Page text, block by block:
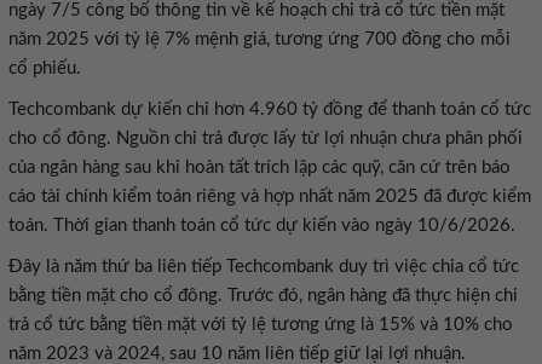
ngày 7/5 công bố thông tin về kế hoạch chi trả cổ tức tiền mặt
năm 2025 với tỷ lệ 7% mệnh giá, tương ứng 700 đồng cho mỗi
cổ phiếu.
Techcombank dự kiến chi hơn 4.960 tỷ đồng để thanh toán cổ tức
cho cổ đông. Nguồn chi trả được lấy từ lợi nhuận chưa phân phối
của ngân hàng sau khi hoàn tất trích lập các quỹ, căn cứ trên báo
cáo tài chính kiểm toán riêng và hợp nhất năm 2025 đã được kiểm
toán. Thời gian thanh toán cổ tức dự kiến vào ngày 10/6/2026.
Đây là năm thứ ba liên tiếp Techcombank duy trì việc chia cổ tức
bằng tiền mặt cho cổ đông. Trước đó, ngân hàng đã thực hiện chi
trả cổ tức bằng tiền mặt với tỷ lệ tương ứng là 15% và 10% cho
năm 2023 và 2024, sau 10 năm liên tiếp giữ lại lợi nhuận.